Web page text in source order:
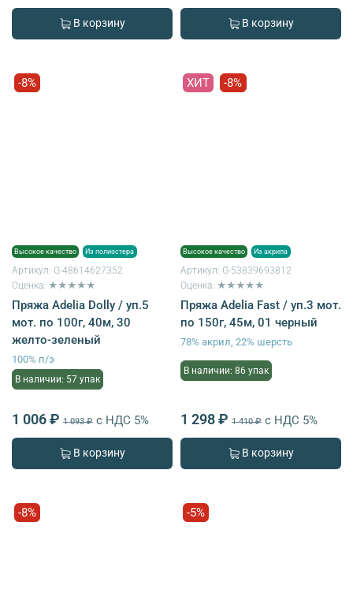
В корзину В корзину
-8%
Высокое качество Из полиэстера
Артикул: G-48614627352
Оценка: ★★★★★
Пряжа Adelia Dolly / уп.5
мот. по 100г, 40м, 30
желто-зеленый
100% п/э
В наличии: 57 упак
1 006 ₽ 1 093 ₽ с НДС 5%
В корзину
ХИТ -8%
Высокое качество Из акрила
Артикул: G-53839693812
Оценка: ★★★★★
Пряжа Adelia Fast / уп.3 мот.
по 150г, 45м, 01 черный
78% акрил, 22% шерсть
В наличии: 86 упак
1 298 ₽ 1 410 ₽ с НДС 5%
В корзину
-8% -5%